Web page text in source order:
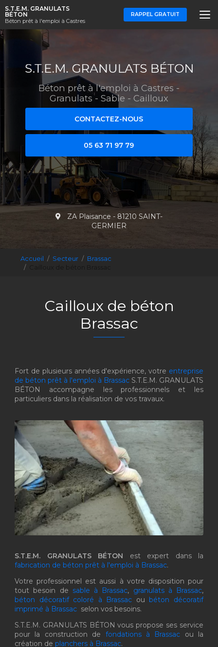
Aller
au
contenu
principal
S.T.E.M. GRANULATS
BÉTON
Béton prêt à l'emploi à Castres
RAPPEL GRATUIT
Béton prêt à l'emploi à Castres -
Granulats - Sable - Cailloux
CONTACTEZ-NOUS
05 63 71 97 79
ZA Plaisance - 81210 SAINT-
GERMIER
Accueil Secteur
Brassac
Cailloux de béton
Brassac
Fort de plusieurs années d'expérience, votre entreprise
de béton prêt à l'emploi à Brassac S.T.E.M. GRANULATS
BÉTON accompagne les professionnels et les
particuliers dans la réalisation de vos travaux.
S.T.E.M. GRANULATS BÉTON est expert dans la
fabrication de béton prêt à l'emploi à Brassac.
Votre professionnel est aussi à votre disposition pour
tout besoin de sable à Brassac, granulats à Brassac,
béton décoratif coloré à Brassac ou béton décoratif
imprimé à Brassac selon vos besoins.
S.T.E.M. GRANULATS BÉTON vous propose ses service
pour la construction de fondations à Brassac ou la
création de planchers à Brassac.